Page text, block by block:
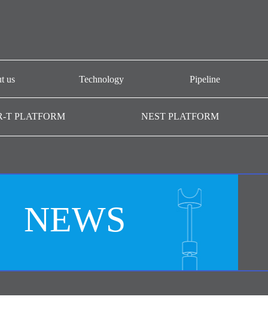
us
관
Technology Pipeline
AM201
AM105
T PLATFORM NEST PLATFORM
NEWS